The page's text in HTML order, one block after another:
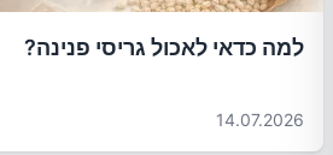
למה כדאי לאכול גריסי פנינה?
14.07.2026